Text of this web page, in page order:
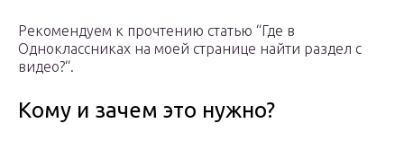
Рекомендуем к прочтению статью “Где в
Одноклассниках на моей странице найти раздел с
видео?“.
Кому и зачем это нужно?